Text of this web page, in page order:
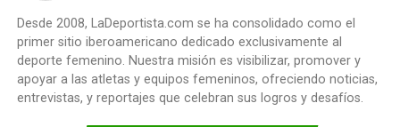
Desde 2008, LaDeportista.com se ha consolidado como el
primer sitio iberoamericano dedicado exclusivamente al
deporte femenino. Nuestra misión es visibilizar, promover y
apoyar a las atletas y equipos femeninos, ofreciendo noticias,
entrevistas, y reportajes que celebran sus logros y desafíos.